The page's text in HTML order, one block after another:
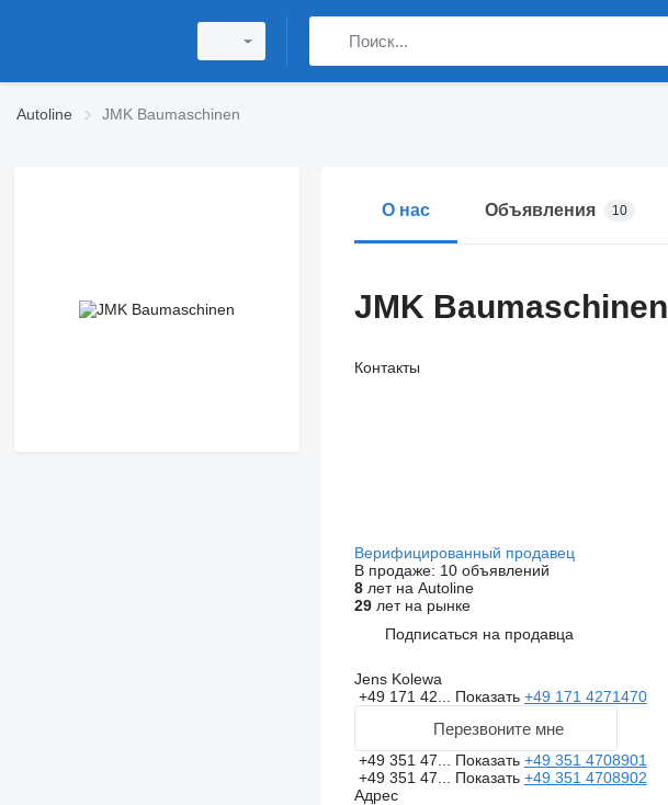
Autoline JMK Baumaschinen
О нас Объявления 10
JMK Baumaschinen
Контакты
Верифицированный продавец
В продаже: 10 объявлений
8лет на Autoline
29лет на рынке
Подписаться на продавца
Jens Kolewa
+49 171 42... Показать +49 171 4271470
Перезвоните мне
+49 351 47... Показать +49 351 4708901
+49 351 47... Показать +49 351 4708902
Адрес